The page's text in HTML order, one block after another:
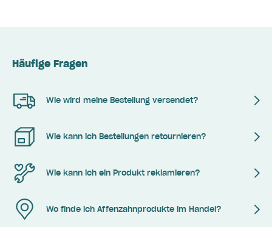
Häufige Fragen
Wie wird meine Bestellung versendet?
Wie kann ich Bestellungen retournieren?
Wie kann ich ein Produkt reklamieren?
Wo finde ich Affenzahnprodukte im Handel?